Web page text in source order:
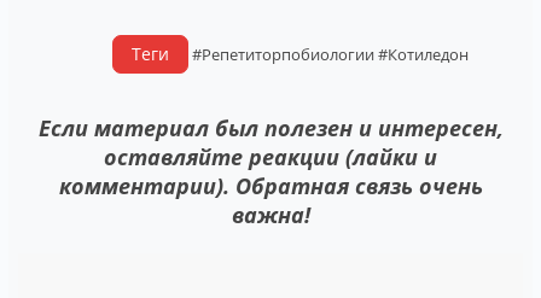
Теги #Репетиторпобиологии#Котиледон
Если материал был полезен и интересен,
оставляйте реакции (лайки и
комментарии). Обратная связь очень
важна!